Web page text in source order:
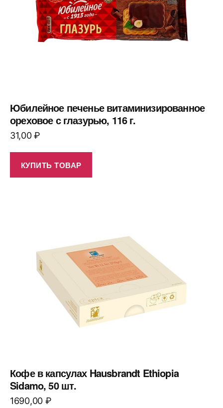
Юбилейное печенье витаминизированное
ореховое с глазурью, 116 г.
31,00₽
КУПИТЬ ТОВАР
Кофе в капсулах Hausbrandt Ethiopia
Sidamo, 50 шт.
1690,00 ₽